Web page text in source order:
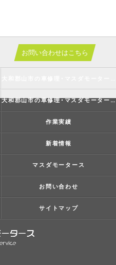
お問い合わせはこちら
大和郡山市の車修理･マスダモータースのお客様の声
作業実績
新着情報
マスダモータース
お問い合わせ
サイトマップ